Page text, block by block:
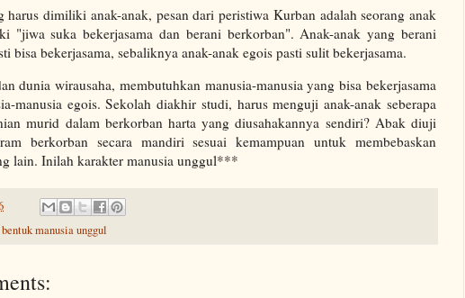
harus dimiliki anak-anak, pesan dari peristiwa Kurban adalah seorang anak
"jiwa suka bekerjasama dan berani berkorban". Anak-anak yang berani
bisa bekerjasama, sebaliknya anak-anak egois pasti sulit bekerjasama.
dunia wirausaha, membutuhkan manusia-manusia yang bisa bekerjasama
manusia egois. Sekolah diakhir studi, harus menguji anak-anak seberapa
murid dalam berkorban harta yang diusahakannya sendiri? Abak diuji
berkorban secara mandiri sesuai kemampuan untuk membebaskan
lain. Inilah karakter manusia unggul***
manusia unggul